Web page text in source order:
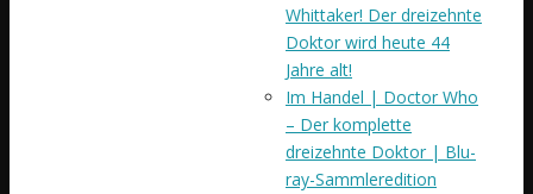
Whittaker! Der dreizehnte
Doktor wird heute 44
Jahre alt!
Im Handel | Doctor Who
– Der komplette
dreizehnte Doktor | Blu-
ray-Sammleredition